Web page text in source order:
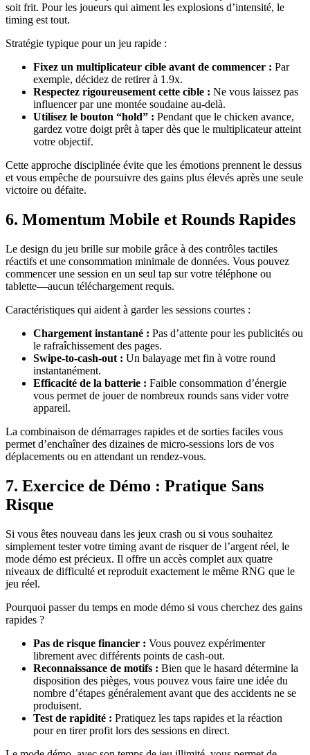
soit frit. Pour les joueurs qui aiment les explosions d’intensité, le
timing est tout.
Stratégie typique pour un jeu rapide :
Fixez un multiplicateur cible avant de commencer : Par
exemple, décidez de retirer à 1.9x.
Respectez rigoureusement cette cible : Ne vous laissez pas
influencer par une montée soudaine au‑delà.
Utilisez le bouton “hold” : Pendant que le chicken avance,
gardez votre doigt prêt à taper dès que le multiplicateur atteint
votre objectif.
Cette approche disciplinée évite que les émotions prennent le dessus
et vous empêche de poursuivre des gains plus élevés après une seule
victoire ou défaite.
6. Momentum Mobile et Rounds Rapides
Le design du jeu brille sur mobile grâce à des contrôles tactiles
réactifs et une consommation minimale de données. Vous pouvez
commencer une session en un seul tap sur votre téléphone ou
tablette—aucun téléchargement requis.
Caractéristiques qui aident à garder les sessions courtes :
Chargement instantané : Pas d’attente pour les publicités ou
le rafraîchissement des pages.
Swipe‑to‑cash‑out : Un balayage met fin à votre round
instantanément.
Efficacité de la batterie : Faible consommation d’énergie
vous permet de jouer de nombreux rounds sans vider votre
appareil.
La combinaison de démarrages rapides et de sorties faciles vous
permet d’enchaîner des dizaines de micro‑sessions lors de vos
déplacements ou en attendant un rendez-vous.
7. Exercice de Démo : Pratique Sans
Risque
Si vous êtes nouveau dans les jeux crash ou si vous souhaitez
simplement tester votre timing avant de risquer de l’argent réel, le
mode démo est précieux. Il offre un accès complet aux quatre
niveaux de difficulté et reproduit exactement le même RNG que le
jeu réel.
Pourquoi passer du temps en mode démo si vous cherchez des gains
rapides ?
Pas de risque financier : Vous pouvez expérimenter
librement avec différents points de cash‑out.
Reconnaissance de motifs : Bien que le hasard détermine la
disposition des pièges, vous pouvez vous faire une idée du
nombre d’étapes généralement avant que des accidents ne se
produisent.
Test de rapidité : Pratiquez les taps rapides et la réaction
pour en tirer profit lors des sessions en direct.